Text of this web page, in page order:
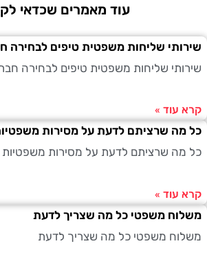
עוד מאמרים שכדאי לקרוא!
שליחות משפטית טיפים לבחירה חברה
שליחות משפטית טיפים לבחירה חברה
»
שרציתם לדעת על מסירות משפטיות
שרציתם לדעת על מסירות משפטיות
»
משפטי כל מה שצריך לדעת
משפטי כל מה שצריך לדעת